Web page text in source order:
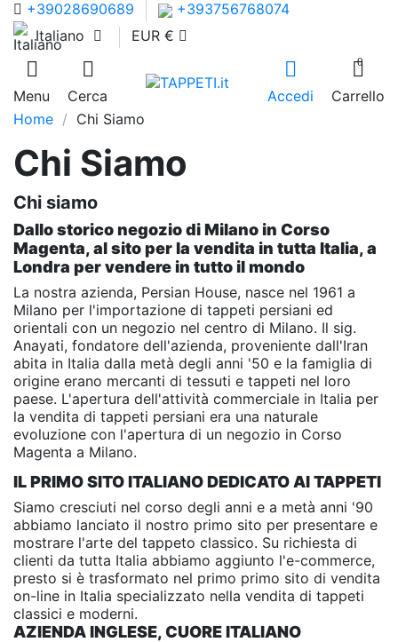
+39028690689
+393756768074
Italiano
EUR €
Menu Cerca Accedi
0
Carrello
Home
Chi Siamo
Chi Siamo
Chi siamo
Dallo storico negozio di Milano in Corso
Magenta, al sito per la vendita in tutta Italia, a
Londra per vendere in tutto il mondo
La nostra azienda, Persian House, nasce nel 1961 a
Milano per l'importazione di tappeti persiani ed
orientali con un negozio nel centro di Milano. Il sig.
Anayati, fondatore dell'azienda, proveniente dall'Iran
abita in Italia dalla metà degli anni '50 e la famiglia di
origine erano mercanti di tessuti e tappeti nel loro
paese. L'apertura dell'attività commerciale in Italia per
la vendita di tappeti persiani era una naturale
evoluzione con l'apertura di un negozio in Corso
Magenta a Milano.
IL PRIMO SITO ITALIANO DEDICATO AI TAPPETI
Siamo cresciuti nel corso degli anni e a metà anni '90
abbiamo lanciato il nostro primo sito per presentare e
mostrare l'arte del tappeto classico. Su richiesta di
clienti da tutta Italia abbiamo aggiunto l'e-commerce,
presto si è trasformato nel primo primo sito di vendita
on-line in Italia specializzato nella vendita di tappeti
classici e moderni.
AZIENDA INGLESE, CUORE ITALIANO